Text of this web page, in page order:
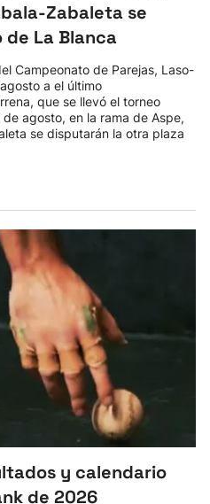
Zabaleta se
de La Blanca
Campeonato de Parejas, Laso-
a el último
que se llevó el torneo
agosto, en la rama de Aspe,
se disputarán la otra plaza
y calendario
de 2026